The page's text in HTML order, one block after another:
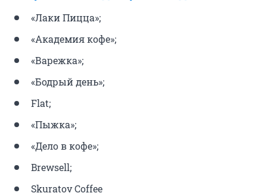
«Лаки Пицца»;
«Академия кофе»;
«Варежка»;
«Бодрый день»;
Flat;
«Пыжка»;
«Дело в кофе»;
Brewsell;
Skuratov Coffee